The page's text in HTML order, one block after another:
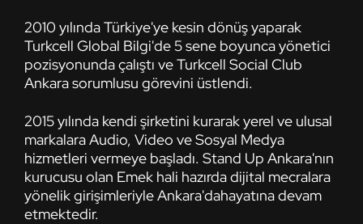
2010 yılında Türkiye'ye kesin dönüş yaparak
Turkcell Global Bilgi'de 5 sene boyunca yönetici
pozisyonunda çalıştı ve Turkcell Social Club
Ankara sorumlusu görevini üstlendi.
2015 yılında kendi şirketini kurarak yerel ve ulusal
markalara Audio, Video ve Sosyal Medya
hizmetleri vermeye başladı. Stand Up Ankara'nın
kurucusu olan Emek hali hazırda dijital mecralara
yönelik girişimleriyle Ankara'dahayatına devam
etmektedir.